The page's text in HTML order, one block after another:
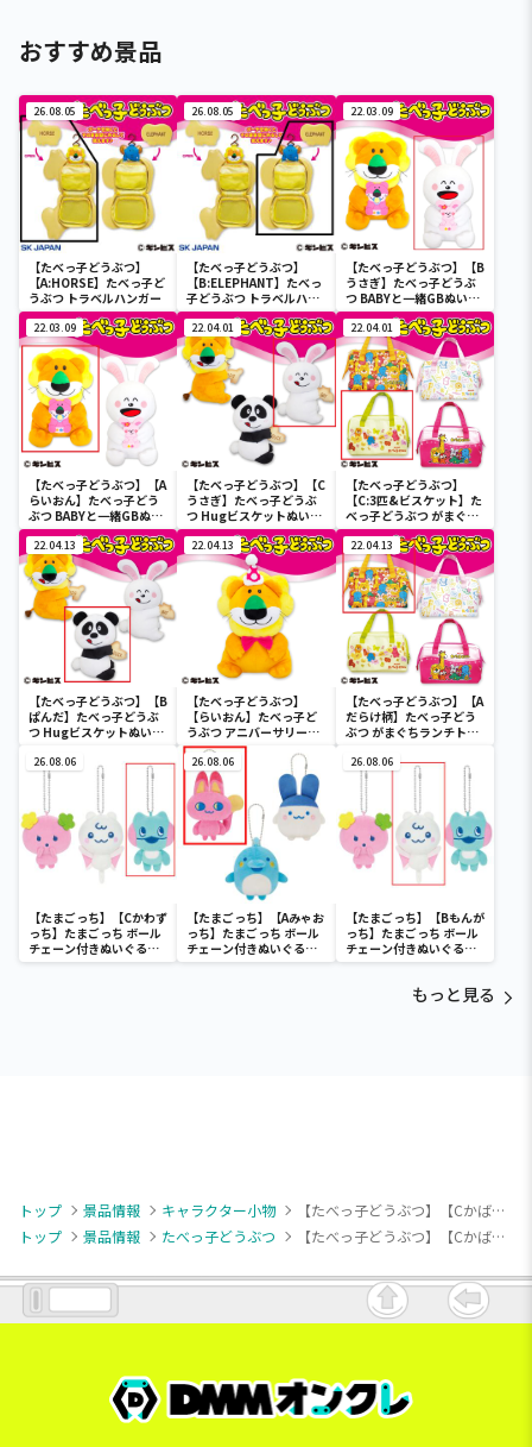
おすすめ景品
26.08.05
【たべっ子どうぶつ】
【A:HORSE】たべっ子ど
うぶつ トラベルハンガー
26.08.05
【たべっ子どうぶつ】
【B:ELEPHANT】たべっ
子どうぶつ トラベルハン
ガー
22.03.09
【たべっ子どうぶつ】【B
うさぎ】たべっ子どうぶ
つ BABYと一緒GBぬいぐ
るみ
22.03.09
【たべっ子どうぶつ】【A
らいおん】たべっ子どう
ぶつ BABYと一緒GBぬい
ぐるみ
22.04.01
【たべっ子どうぶつ】【C
うさぎ】たべっ子どうぶ
つ Hugビスケットぬいぐ
るみ2
22.04.01
【たべっ子どうぶつ】
【C:3匹&ビスケット】た
べっ子どうぶつ がまぐち
ランチトートバッグ2
22.04.13
【たべっ子どうぶつ】【B
ぱんだ】たべっ子どうぶ
つ Hugビスケットぬいぐ
22.04.13
【たべっ子どうぶつ】
【らいおん】たべっ子ど
うぶつ アニバーサリー
BIG
22.04.13
【たべっ子どうぶつ】【A
だらけ柄】たべっ子どう
ぶつ がまぐちランチトー
26.08.06
【たまごっち】【Cかわず
っち】たまごっち ボール
チェーン付きぬいぐるみ
～Tamagotchi
26.08.06
【たまごっち】【Aみゃお
っち】たまごっち ボール
チェーン付きぬいぐるみ
～Tamagotchi
26.08.06
【たまごっち】【Bもんが
っち】たまごっち ボール
チェーン付きぬいぐるみ
～Tamagotchi
もっと見る
トップ 景品情報 キャラクター小物
【たべっ子どうぶつ】【Cかばちゃん】たべっ子どうぶつ THE MOVIE スーパーアイドル マスコット①
トップ
景品情報 たべっ子どうぶつ 【たべっ子どうぶつ】【Cかばちゃん】たべっ子どうぶつ THE MOVIE スーパーアイドル マスコット①